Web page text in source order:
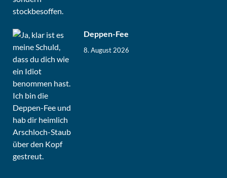
Deppen-Fee
8. August 2026